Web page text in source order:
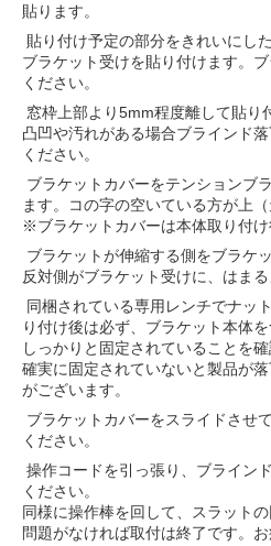
貼ります。
貼り付け予定の部分をきれいにし
ブラケット受けを貼り付けます。
ください。
窓枠上部より5mm程度離して貼り
凸凹や汚れがある場合ブラインド
ください。
ブラケットカバーをテンションブ
ます。コの字の空いている方が上（
※ブラケットカバーは本体取り付け
ブラケットが伸縮する側をブラケ
反対側がブラケット受けに、はまる
同梱されている専用レンチでナッ
り付け後は必ず、ブラケット本体
しっかりと固定されていることを確
確実に固定されていないと製品が
がございます。
ブラケットカバーをスライドさせ
ください。
操作コードを引っ張り、ブライン
ください。
同様に操作棒を回して、スラット
問題がなければ取付は終了です。お